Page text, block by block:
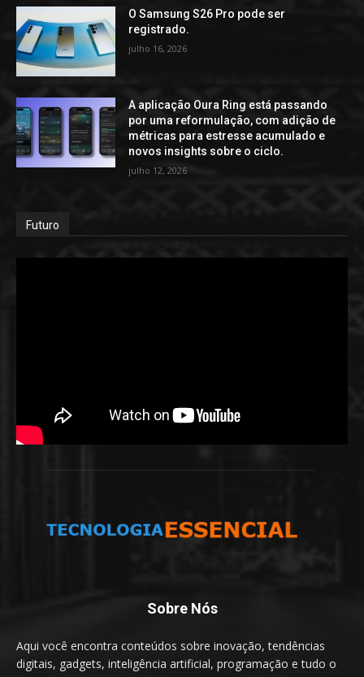
O Samsung S26 Pro pode ser
registrado.
julho 16, 2026
A aplicação Oura Ring está passando
por uma reformulação, com adição de
métricas para estresse acumulado e
novos insights sobre o ciclo.
julho 12, 2026
Futuro
Sobre Nós
Aqui você encontra conteúdos sobre inovação, tendências
digitais, gadgets, inteligência artificial, programação e tudo o